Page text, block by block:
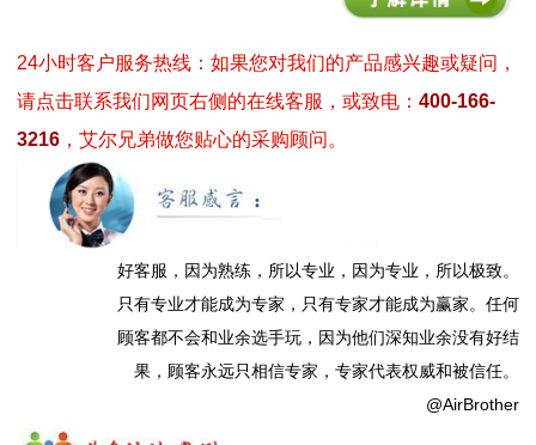
24小时客户服务热线：如果您对我们的产品感兴趣或疑问，
请点击联系我们网页右侧的在线客服，或致电： 400-166-
3216 ，艾尔兄弟做您贴心的采购顾问。
好客服，因为熟练，所以专业，因为专业，所以极致。
只有专业才能成为专家，只有专家才能成为赢家。任何
顾客都不会和业余选手玩，因为他们深知业余没有好结
果，顾客永远只相信专家，专家代表权威和被信任。
@AirBrother